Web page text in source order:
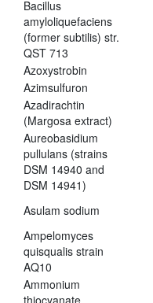
Bacillus
amyloliquefaciens
(former subtilis) str.
QST 713
Azoxystrobin
Azimsulfuron
Azadirachtin
(Margosa extract)
Aureobasidium
pullulans (strains
DSM 14940 and
DSM 14941)
Asulam sodium
Ampelomyces
quisqualis strain
AQ10
Ammonium